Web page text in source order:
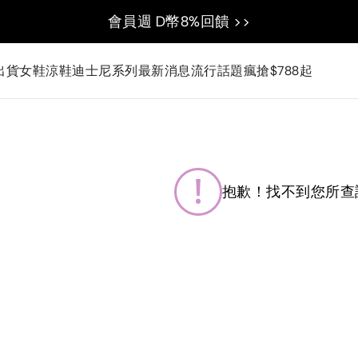
會員週 D幣8%回饋 >>
貨女鞋涼鞋迪士尼系列最新消息流行話題瘋搶$788起
抱歉！找不到您所